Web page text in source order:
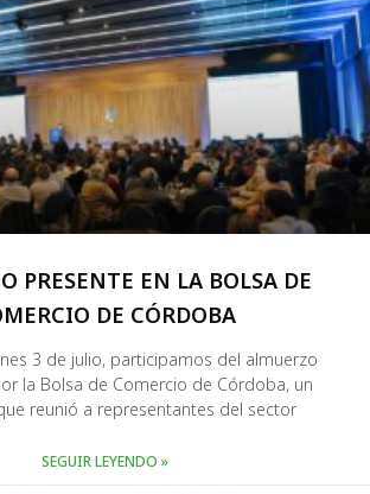
PRESENTE EN LA BOLSA DE
DE CÓRDOBA
3 de julio, participamos del almuerzo
la Bolsa de Comercio de Córdoba, un
reunió a representantes del sector
SEGUIR LEYENDO »